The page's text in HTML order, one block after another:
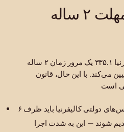
کالیفرنیا: مهلت ۲ ساله (CCP
قانون آیین دادرسی مدنی کالیفرنیا ۳۳۵.۱ یک مرور زمان ۲ ساله
می‌کند. با این حال، قانون
نهادهای دولتی: ادعاها علیه آژانس‌های دولتی کالیفرنیا باید ظرف ۶
شوند — این به شدت اجرا